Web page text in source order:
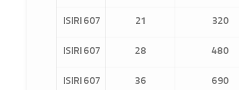
320
21
ISIRI 607
480
28
ISIRI 607
690
36
ISIRI 607